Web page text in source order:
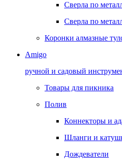
Сверла по
Сверла по
Коронки алмазные
Amigo
ручной и садовый
Товары для пикника
Полив
Коннекторы и
Шланги и
Дождеватели